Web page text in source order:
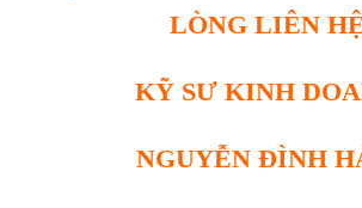
LÒNG LIÊN
KỸ SƯ KINH
NGUYỄN ĐÌNH